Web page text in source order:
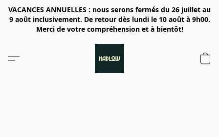
VACANCES ANNUELLES : nous serons fermés du 26 juillet au
9 août inclusivement. De retour dès lundi le 10 août à 9h00.
Merci de votre compréhension et à bientôt!